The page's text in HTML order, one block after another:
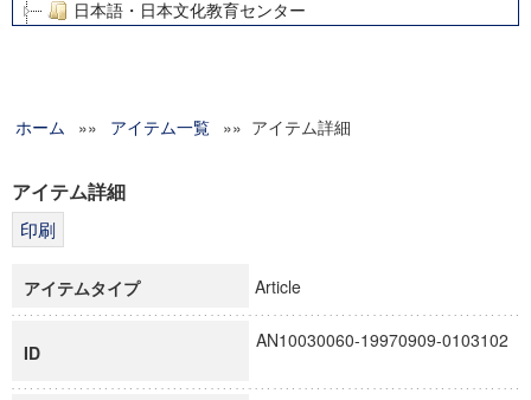
日本語・日本文化教育センター
グローバルリサーチインスティテュート
科学研究費補助金研究成果報告書
博士課程教育リーディングプログラム「超成熟社会発展のサ
ホーム »» アイテム一覧 »» アイテム詳細
アイテム詳細
アイテムタイプ Article
ID
AN10030060-19970909-0103102